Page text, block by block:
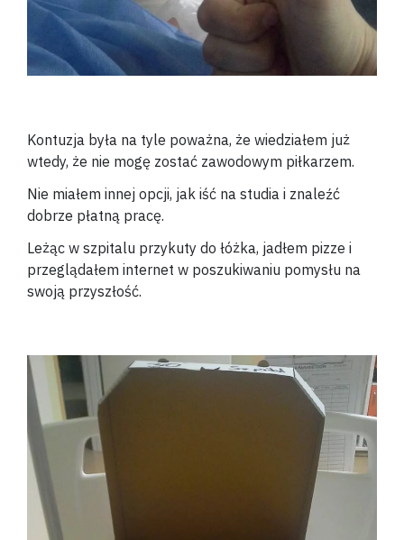
Kontuzja była na tyle poważna, że wiedziałem już
wtedy, że nie mogę zostać zawodowym piłkarzem.
Nie miałem innej opcji, jak iść na studia i znaleźć
dobrze płatną pracę.
Leżąc w szpitalu przykuty do łóżka, jadłem pizze i
przeglądałem internet w poszukiwaniu pomysłu na
swoją przyszłość.